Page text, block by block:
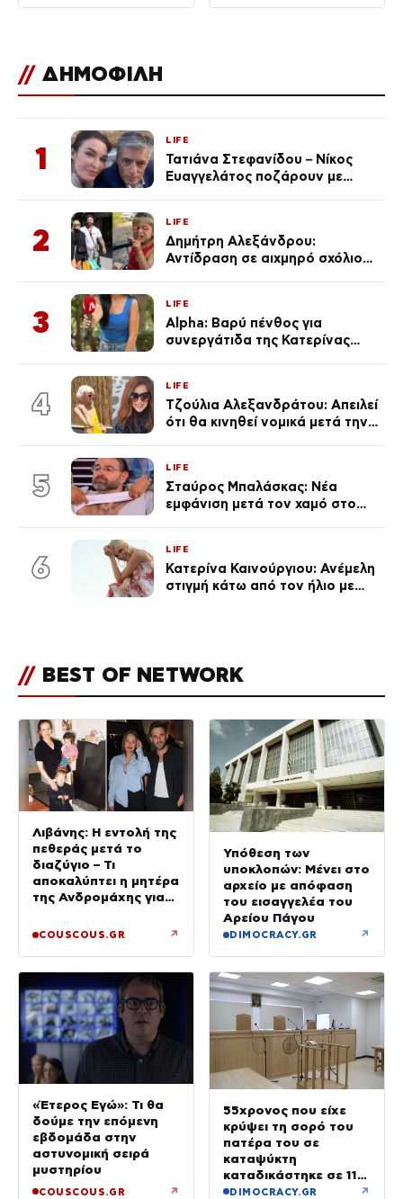
// ΔΗΜΟΦΙΛΗ
1
LIFE
Τατιάνα Στεφανίδου – Νίκος
Ευαγγελάτος ποζάρουν με
2
LIFE
Δημήτρη Αλεξάνδρου:
Αντίδραση σε αιχμηρό σχόλιο
3
LIFE
Alpha: Βαρύ πένθος για
συνεργάτιδα της Κατερίνας
του Θεού»
4
LIFE
Τζούλια Αλεξανδράτου: Απειλεί
ότι θα κινηθεί νομικά μετά την
5
LIFE
Σταύρος Μπαλάσκας: Νέα
εμφάνιση μετά τον χαμό στο
6
LIFE
Κατερίνα Καινούργιου: Ανέμελη
στιγμή κάτω από τον ήλιο με
// BEST OF NETWORK
Λιβάνης: Η εντολή της
πεθεράς μετά το
διαζύγιο – Τι
αποκαλύπτει η μητέρα
της Ανδρομάχης για
COUSCOUS.GR ↗
Υπόθεση των
υποκλοπών: Μένει στο
αρχείο με απόφαση
του εισαγγελέα του
Αρείου Πάγου
DIMOCRACY.GR ↗
«Έτερος Εγώ»: Τι θα
δούμε την επόμενη
εβδομάδα στην
αστυνομική σειρά
μυστηρίου
COUSCOUS.GR ↗
55χρονος που είχε
κρύψει τη σορό του
πατέρα του σε
καταψύκτη
καταδικάστηκε σε 11
μήνες με αναστολή
DIMOCRACY.GR ↗